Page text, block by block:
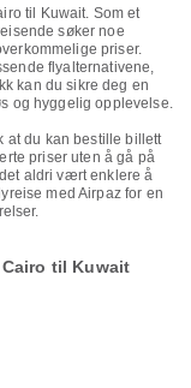
til Kuwait. Som et
søker noe
priser.
flyalternativene,
kan du sikre deg en
og hyggelig opplevelse.
at du kan bestille billett
priser uten å gå på
aldri vært enklere å
med Airpaz for en
til Kuwait